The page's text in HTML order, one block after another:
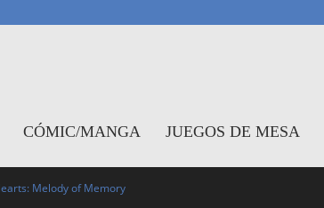
CÓMIC/MANGA JUEGOS DE MESA
Melody of Memory